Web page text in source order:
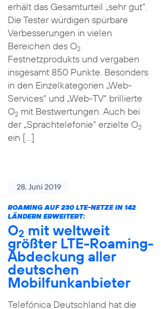
erhält das Gesamturteil „sehr gut“.
Die Tester würdigen spürbare
Verbesserungen in vielen
Bereichen des O2
Festnetzprodukts und vergaben
insgesamt 850 Punkte. Besonders
in den Einzelkategorien „Web-
Services“ und „Web-TV“ brillierte
O2mit Bestwertungen. Auch bei
der „Sprachtelefonie“ erzielte O2
ein […]
28. Juni 2019
ROAMING AUF 230 LTE-NETZE IN 142
LÄNDERN ERWEITERT:
O2 mit weltweit
größter LTE-Roaming-
Abdeckung aller
deutschen
Mobilfunkanbieter
Telefónica Deutschland hat die